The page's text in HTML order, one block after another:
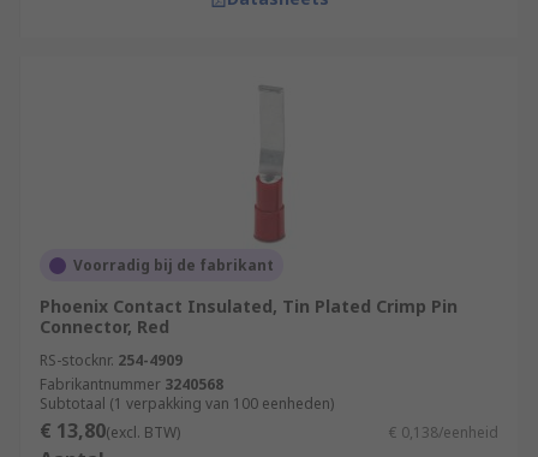
Voorradig bij de fabrikant
Phoenix Contact Insulated, Tin Plated Crimp Pin
Connector, Red
RS-stocknr. 254-4909
Fabrikantnummer 3240568
Subtotaal (1 verpakking van 100 eenheden)
€ 13,80(excl. BTW) € 0,138/eenheid